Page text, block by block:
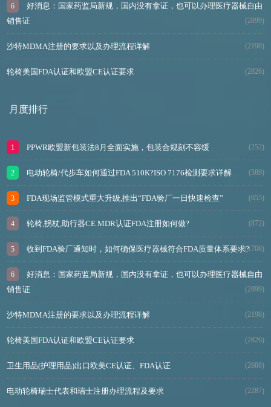
好消息：国家药监局新规，国内没有拿证，也可以办理医疗器械自由
销售证
(2899)
沙特MDMA注册的要求以及办理流程详解 (2198)
轮椅美国FDA认证和欧盟CE认证要求 (2826)
月度排行
PPWR欧盟新包装法8月全面实施，包装合规刻不容缓 (252)
电动轮椅/代步车如何通过FDA 510K?ISO 7176检测要求详解 (589)
FDA现场监管模式重大升级,推出“FDA验厂一日快速检查” (655)
轮椅,拐杖,助行器CE MDR认证FDA注册如何做? (872)
收到FDA验厂通知时，如何确保医疗器械符合FDA质量体系要求?(1708)
好消息：国家药监局新规，国内没有拿证，也可以办理医疗器械自由
销售证
(2899)
沙特MDMA注册的要求以及办理流程详解 (2198)
轮椅美国FDA认证和欧盟CE认证要求 (2826)
卫生用品(护理用品)出口欧美CE认证、FDA认证 (2688)
电动轮椅瑞士代表和瑞士注册办理流程及要求 (2287)